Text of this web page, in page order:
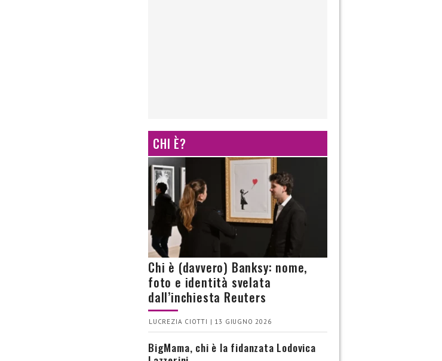
CHI È?
Chi è (davvero) Banksy: nome,
foto e identità svelata
dall’inchiesta Reuters
LUCREZIA CIOTTI | 13 GIUGNO 2026
BigMama, chi è la fidanzata Lodovica